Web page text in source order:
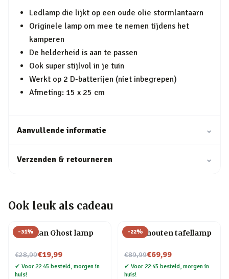
Ledlamp die lijkt op een oude olie stormlantaarn
Originele lamp om mee te nemen tijdens het
kamperen
De helderheid is aan te passen
Ook super stijlvol in je tuin
Werkt op 2 D-batterijen (niet inbegrepen)
Afmeting: 15 x 25 cm
Aanvullende informatie ⌄
Verzenden & retourneren ⌄
Ook leuk als cadeau
-31%
Pac-Man Ghost lamp
€28,99
Nu voor€19,99
✔ Voor 22:45 besteld, morgen in
huis!
-22%
Mens houten tafellamp
€89,99
Nu voor€69,99
✔ Voor 22:45 besteld, morgen in
huis!